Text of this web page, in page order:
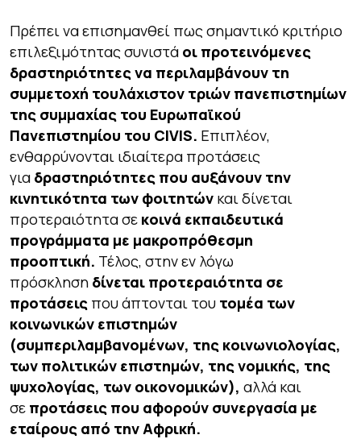
Πρέπει να επισημανθεί πως σημαντικό κριτήριο
επιλεξιμότητας συνιστά οι προτεινόμενες
δραστηριότητες να περιλαμβάνουν τη
συμμετοχή τουλάχιστον τριών πανεπιστημίων
της συμμαχίας του Ευρωπαϊκού
Πανεπιστημίου του CIVIS. Επιπλέον,
ενθαρρύνονται ιδιαίτερα προτάσεις
για δραστηριότητες που αυξάνουν την
κινητικότητα των φοιτητών και δίνεται
προτεραιότητα σε κοινά εκπαιδευτικά
προγράμματα με μακροπρόθεσμη
προοπτική. Τέλος, στην εν λόγω
πρόσκληση δίνεται προτεραιότητα σε
προτάσεις που άπτονται του τομέα των
κοινωνικών επιστημών
(συμπεριλαμβανομένων, της κοινωνιολογίας,
των πολιτικών επιστημών, της νομικής, της
ψυχολογίας, των οικονομικών), αλλά και
σε προτάσεις που αφορούν συνεργασία με
εταίρους από την Αφρική.